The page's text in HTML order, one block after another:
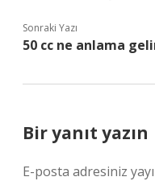
Sonraki Yazı
50 cc ne anlama
Bir yanıt yazın
E-posta adresiniz